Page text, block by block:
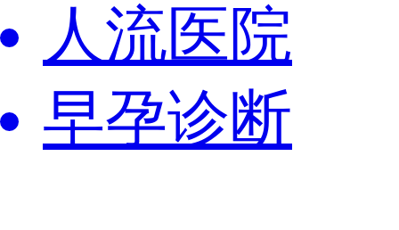
人流医院
早孕诊断